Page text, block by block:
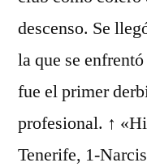
descenso. Se
la que se
fue el primer
profesional. ↑
Tenerife, 1-